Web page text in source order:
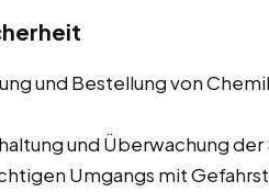
und Bestellung von
und Überwachung
Umgangs mit